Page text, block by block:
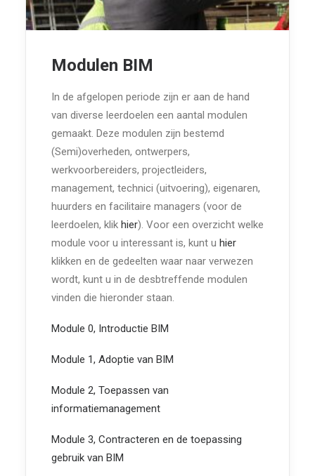
Modulen BIM
In de afgelopen periode zijn er aan de hand
van diverse leerdoelen een aantal modulen
gemaakt. Deze modulen zijn bestemd
(Semi)overheden, ontwerpers,
werkvoorbereiders, projectleiders,
management, technici (uitvoering), eigenaren,
huurders en facilitaire managers (voor de
leerdoelen, klik hier). Voor een overzicht welke
module voor u interessant is, kunt u hier
klikken en de gedeelten waar naar verwezen
wordt, kunt u in de desbtreffende modulen
vinden die hieronder staan.
Module 0, Introductie BIM
Module 1, Adoptie van BIM
Module 2, Toepassen van
informatiemanagement
Module 3, Contracteren en de toepassing
gebruik van BIM